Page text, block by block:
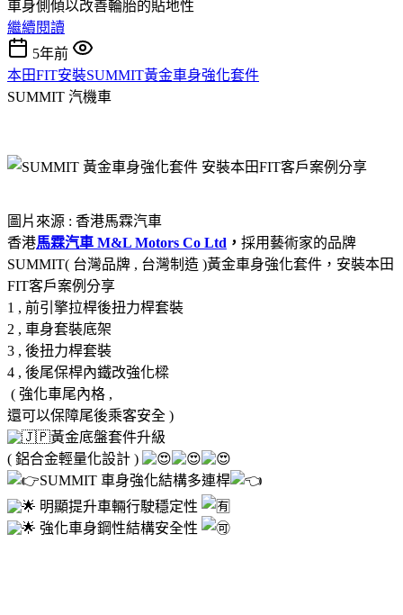
車身側傾以改善輪胎的貼地性
繼續閱讀
5年前
本田FIT安裝SUMMIT黃金車身強化套件
SUMMIT 汽機車
圖片來源 : 香港馬霖汽車
香港馬霖汽車 M&L Motors Co Ltd ， 採用藝術家的品牌
SUMMIT( 台灣品牌 , 台灣制造 )黃金車身強化套件，安裝本田
FIT客戶案例分享
1 , 前引擎拉桿後扭力桿套裝
2 , 車身套裝底架
3 , 後扭力桿套裝
4 , 後尾保桿內鐵改強化樑
( 強化車尾內格 ,
還可以保障尾後乘客安全 )
黃金底盤套件升級
( 鋁合金輕量化設計 )
SUMMIT 車身強化結構多連桿
明顯提升車輛行駛穩定性
強化車身鋼性結構安全性